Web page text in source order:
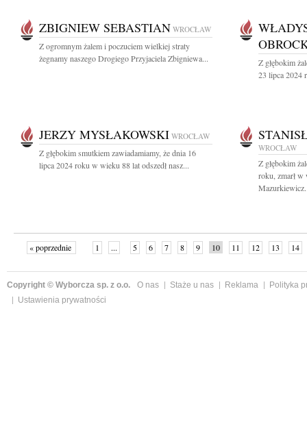
ZBIGNIEW SEBASTIAN WROCŁAW
Z ogromnym żalem i poczuciem wielkiej straty
żegnamy naszego Drogiego Przyjaciela Zbigniewa...
Z głębokim
23 lipca 2024
JERZY MYSŁAKOWSKI WROCŁAW
Z głębokim smutkiem zawiadamiamy, że dnia 16
lipca 2024 roku w wieku 88 lat odszedł nasz...
WROCŁAW
Z głębokim
roku, zmarł w
« poprzednie 1 ... 5 6 7 8 9 10 11 12 13 14
Copyright © Wyborcza sp. z o.o. O nas Staże u nas Reklama
Polityka
Ustawienia prywatności